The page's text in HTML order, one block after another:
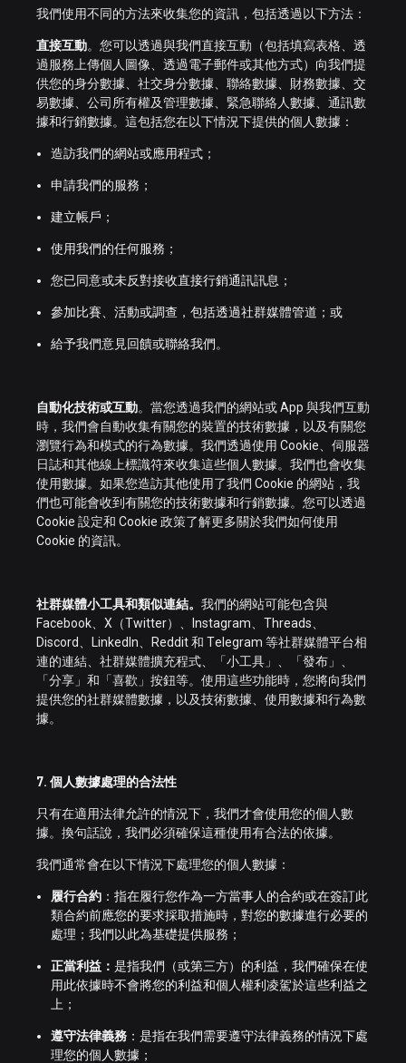
我們使用不同的方法來收集您的資訊，包括透過以下方法：
直接互動。您可以透過與我們直接互動（包括填寫表格、透
過服務上傳個人圖像、透過電子郵件或其他方式）向我們提
供您的身分數據、社交身分數據、聯絡數據、財務數據、交
易數據、公司所有權及管理數據、緊急聯絡人數據、通訊數
據和行銷數據。這包括您在以下情況下提供的個人數據：
造訪我們的網站或應用程式；
申請我們的服務；
建立帳戶；
使用我們的任何服務；
您已同意或未反對接收直接行銷通訊訊息；
參加比賽、活動或調查，包括透過社群媒體管道；或
給予我們意見回饋或聯絡我們。
自動化技術或互動。當您透過我們的網站或 App 與我們互動
時，我們會自動收集有關您的裝置的技術數據，以及有關您
瀏覽行為和模式的行為數據。我們透過使用 Cookie、伺服器
日誌和其他線上標識符來收集這些個人數據。我們也會收集
使用數據。如果您造訪其他使用了我們 Cookie 的網站，我
們也可能會收到有關您的技術數據和行銷數據。您可以透過
Cookie 設定和 Cookie 政策了解更多關於我們如何使用
Cookie 的資訊。
社群媒體小工具和類似連結。 我們的網站可能包含與
Facebook、X（Twitter）、Instagram、Threads、
Discord、LinkedIn、Reddit 和 Telegram 等社群媒體平台相
連的連結、社群媒體擴充程式、「小工具」、「發布」、
「分享」和「喜歡」按鈕等。使用這些功能時，您將向我們
提供您的社群媒體數據，以及技術數據、使用數據和行為數
據。
7. 個人數據處理的合法性
只有在適用法律允許的情況下，我們才會使用您的個人數
據。換句話說，我們必須確保這種使用有合法的依據。
我們通常會在以下情況下處理您的個人數據：
履行合約 ：指在履行您作為一方當事人的合約或在簽訂此
類合約前應您的要求採取措施時，對您的數據進行必要的
處理；我們以此為基礎提供服務；
正當利益： 是指我們（或第三方）的利益，我們確保在使
用此依據時不會將您的利益和個人權利凌駕於這些利益之
上；
遵守法律義務 ：是指在我們需要遵守法律義務的情況下處
理您的個人數據；